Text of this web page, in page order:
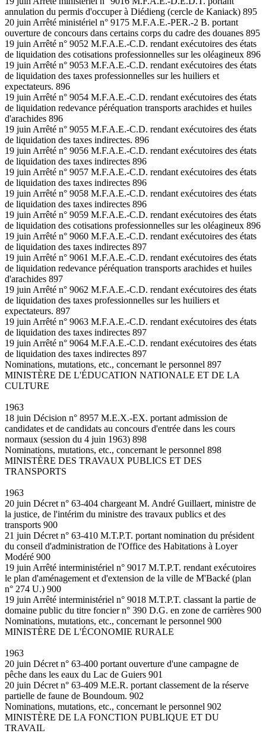
annulation du permis d'occuper à Diédieng (cercle de Kaniack) 895
20 juin Arrêté ministériel n° 9175 M.F.A.E.-PER.-2 B. portant
ouverture de concours dans certains corps du cadre des douanes 895
19 juin Arrêté n° 9052 M.F.A.E.-C.D. rendant exécutoires des états
de liquidation des cotisations professionnelles sur les oléagineux 896
19 juin Arrêté n° 9053 M.F.A.E.-C.D. rendant exécutoires des états
de liquidation des taxes professionnelles sur les huiliers et
expectateurs. 896
19 juin Arrêté n° 9054 M.F.A.E.-C.D. rendant exécutoires des états
de liquidation redevance péréquation transports arachides et huiles
d'arachides 896
19 juin Arrêté n° 9055 M.F.A.E.-C.D. rendant exécutoires des états
de liquidation des taxes indirectes. 896
19 juin Arrêté n° 9056 M.F.A.E.-C.D. rendant exécutoires des états
de liquidation des taxes indirectes 896
19 juin Arrêté n° 9057 M.F.A.E.-C.D. rendant exécutoires des états
de liquidation des taxes indirectes 896
19 juin Arrêté n° 9058 M.F.A.E.-C.D. rendant exécutoires des états
de liquidation des taxes indirectes 896
19 juin Arrêté n° 9059 M.F.A.E.-C.D. rendant exécutoires des états
de liquidation des cotisations professionnelles sur les oléagineux 896
19 juin Arrêté n° 9060 M.F.A.E.-C.D. rendant exécutoires des états
de liquidation des taxes indirectes 897
19 juin Arrêté n° 9061 M.F.A.E.-C.D. rendant exécutoires des états
de liquidation redevance péréquation transports arachides et huiles
d'arachides 897
19 juin Arrêté n° 9062 M.F.A.E.-C.D. rendant exécutoires des états
de liquidation des taxes professionnelles sur les huiliers et
expectateurs. 897
19 juin Arrêté n° 9063 M.F.A.E.-C.D. rendant exécutoires des états
de liquidation des taxes indirectes 897
19 juin Arrêté n° 9064 M.F.A.E.-C.D. rendant exécutoires des états
de liquidation des taxes indirectes 897
Nominations, mutations, etc., concernant le personnel 897
MINISTÈRE DE L'ÉDUCATION NATIONALE ET DE LA
CULTURE
1963
18 juin Décision n° 8957 M.E.X.-EX. portant admission de
candidates et de candidats au concours d'entrée dans les cours
normaux (session du 4 juin 1963) 898
Nominations, mutations, etc., concernant le personnel 898
MINISTÈRE DES TRAVAUX PUBLICS ET DES
TRANSPORTS
1963
20 juin Décret n° 63-404 chargeant M. André Guillaert, ministre de
la justice, de l'intérim du ministre des travaux publics et des
transports 900
21 juin Décret n° 63-410 M.T.P.T. portant nomination du président
du conseil d'administration de l'Office des Habitations à Loyer
Modéré 900
19 juin Arrêté interministériel n° 9017 M.T.P.T. rendant exécutoires
le plan d'aménagement et d'extension de la ville de M'Backé (plan
n° 274 U.) 900
19 juin Arrêté interministériel n° 9018 M.T.P.T. classant la partie de
domaine public du titre foncier n° 390 D.G. en zone de carrières 900
Nominations, mutations, etc., concernant le personnel 900
MINISTÈRE DE L'ÉCONOMIE RURALE
1963
20 juin Décret n° 63-400 portant ouverture d'une campagne de
pêche dans les eaux du Lac de Guiers 901
20 juin Décret n° 63-409 M.E.R. portant classement de la réserve
partielle de faune de Boundoum. 902
Nominations, mutations, etc., concernant le personnel 902
MINISTÈRE DE LA FONCTION PUBLIQUE ET DU
TRAVAIL